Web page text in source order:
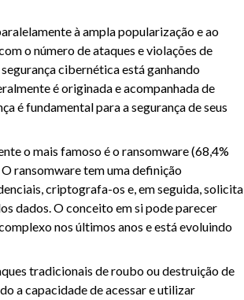
à ampla popularização e ao
o número de ataques e violações de
cibernética está ganhando
é originada e acompanhada de
é fundamental para a segurança de seus
o mais famoso é o ransomware (68,4%
O ransomware tem uma definição
criptografa-os e, em seguida, solicita
dados. O conceito em si pode parecer
nos últimos anos e está evoluindo
tradicionais de roubo ou destruição de
a capacidade de acessar e utilizar